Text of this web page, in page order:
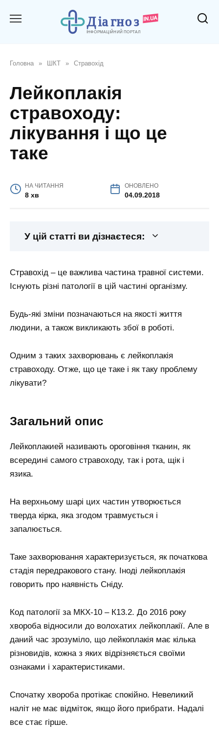
Головна » ШКТ » Стравохід
Лейкоплакія
стравоходу:
лікування і що це
таке
НА ЧИТАННЯ
8 хв
ОНОВЛЕНО
04.09.2018
У цій статті ви дізнаєтеся:
Стравохід – це важлива частина травної системи.
Існують різні патології в цій частині організму.
Будь-які зміни позначаються на якості життя
людини, а також викликають збої в роботі.
Одним з таких захворювань є лейкоплакія
стравоходу. Отже, що це таке і як таку проблему
лікувати?
Загальний опис
Лейкоплакией називають ороговіння тканин, як
всередині самого стравоходу, так і рота, щік і
язика.
На верхньому шарі цих частин утворюється
тверда кірка, яка згодом травмується і
запалюється.
Таке захворювання характеризується, як початкова
стадія передракового стану. Іноді лейкоплакія
говорить про наявність Сніду.
Код патології за МКХ-10 – К13.2. До 2016 року
хвороба відносили до волохатих лейкоплакії. Але в
даний час зрозуміло, що лейкоплакія має кілька
різновидів, кожна з яких відрізняється своїми
ознаками і характеристиками.
Спочатку хвороба протікає спокійно. Невеликий
наліт не має відміток, якщо його прибрати. Надалі
все стає гірше.